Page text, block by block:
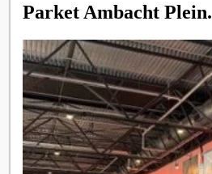
Parket Ambacht Plein.